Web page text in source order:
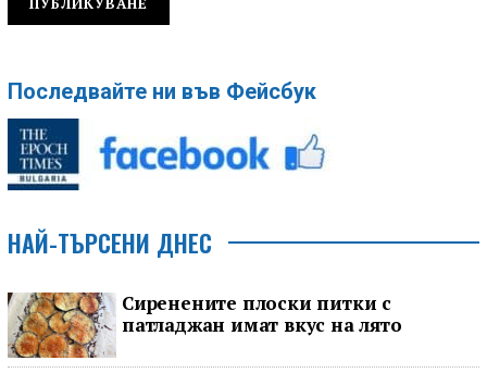
Последвайте ни във Фейсбук
НАЙ-ТЪРСЕНИ ДНЕС
Сиренените плоски питки с
патладжан имат вкус на лято